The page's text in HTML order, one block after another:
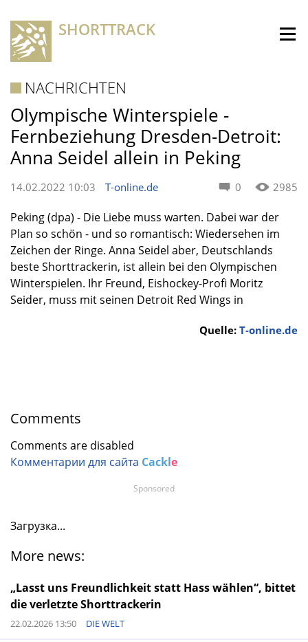
SHORTTRACK
NACHRICHTEN
Olympische Winterspiele -
Fernbeziehung Dresden-Detroit:
Anna Seidel allein in Peking
0 2985
14.02.2022 10:03 T-online.de
Peking (dpa) - Die Liebe muss warten. Dabei war der
Plan so schön - und so romantisch: Wiedersehen im
Zeichen der Ringe. Anna Seidel aber, Deutschlands
beste Shorttrackerin, ist allein bei den Olympischen
Winterspielen. Ihr Freund, Eishockey-Profi Moritz
Seider, muss mit seinen Detroit Red Wings in
Quelle: T-online.de
Comments
Comments are disabled
Комментарии для сайта Cackle
Загрузка...
More news:
„Lasst uns Freundlichkeit statt Hass wählen“, bittet
die verletzte Shorttrackerin
22.02.2026 13:50 DIE WELT
Sponsored